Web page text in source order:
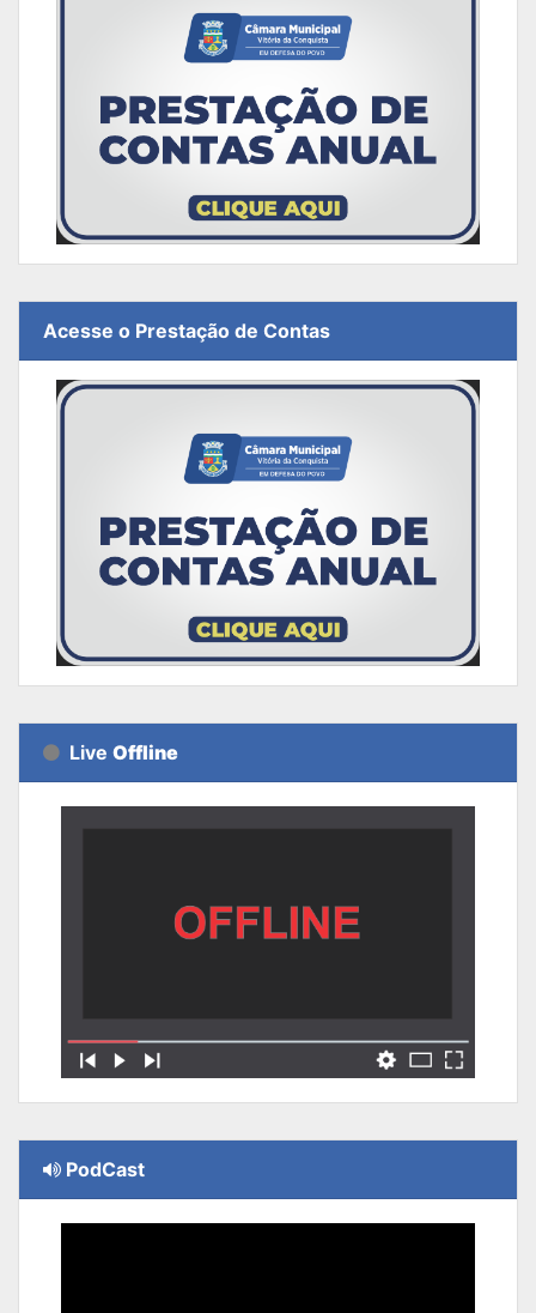
Acesse o Prestação de Contas
Live Offline
PodCast